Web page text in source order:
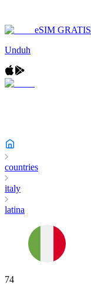
eSIM GRATIS
Unduh
countries
italy
latina
74